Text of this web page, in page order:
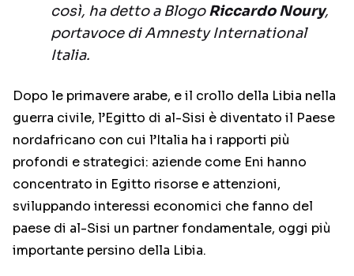
così, ha detto a BlogoRiccardo Noury,
portavoce di Amnesty International
Italia.
Dopo le primavere arabe, e il crollo della Libia nella
guerra civile, l’Egitto di al-Sisi è diventato il Paese
nordafricano con cui l’Italia ha i rapporti più
profondi e strategici: aziende come Eni hanno
concentrato in Egitto risorse e attenzioni,
sviluppando interessi economici che fanno del
paese di al-Sisi un partner fondamentale, oggi più
importante persino della Libia.